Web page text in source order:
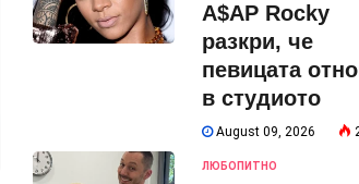
A$AP Rocky
разкри, че
певицата
в студиото
August 09, 2026
ЛЮБОПИТНО